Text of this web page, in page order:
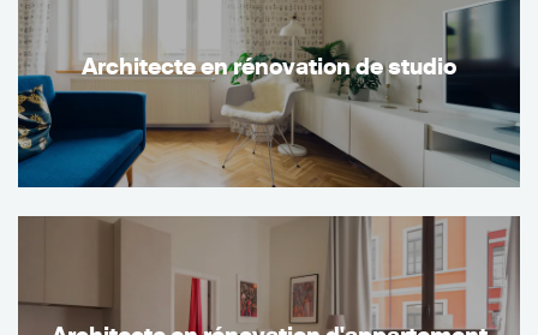
Architecte en rénovation de studio